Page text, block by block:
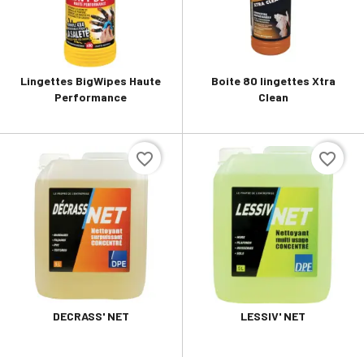
Lingettes BigWipes Haute
Performance
Boite 80 lingettes Xtra
Clean
DECRASS' NET
favorite_border
LESSIV' NET
favorite_border